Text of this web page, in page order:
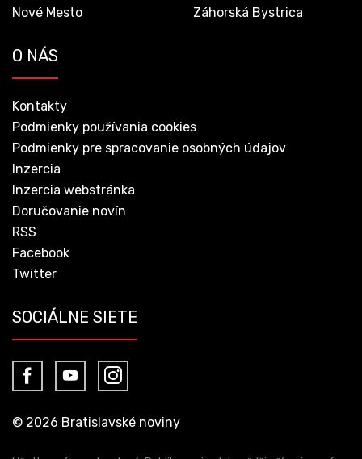
Nové Mesto
Záhorská Bystrica
O NÁS
Kontakty
Podmienky používania cookies
Podmienky pre spracovanie osobných údajov
Inzercia
Inzercia webstránka
Doručovanie novín
RSS
Facebook
Twitter
SOCIÁLNE SIETE
© 2026 Bratislavské noviny